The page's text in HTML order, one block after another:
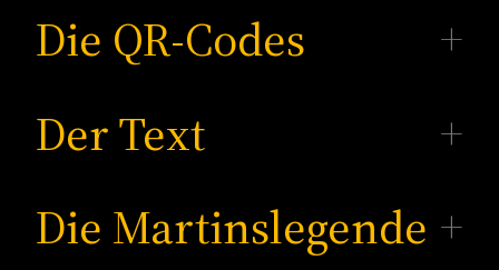
Die QR-Codes
Der Text
Die Martinslegende